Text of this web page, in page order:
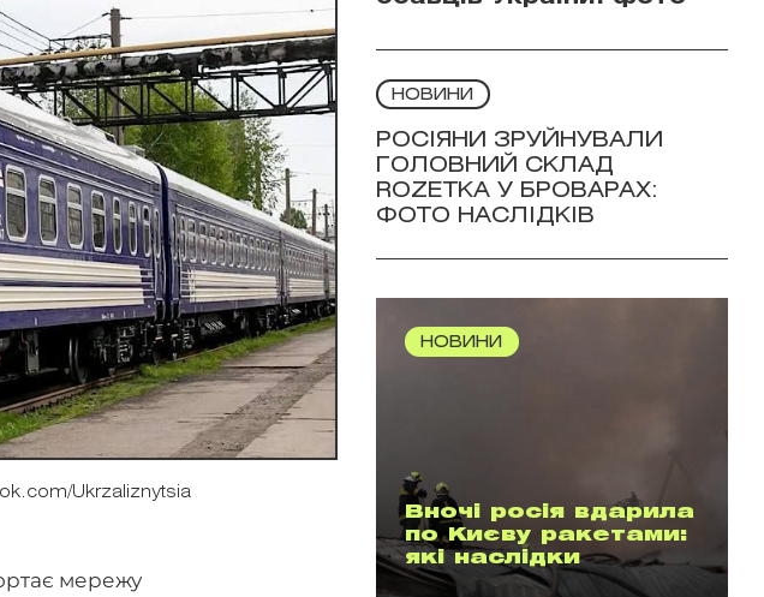
Ukrzaliznytsia
мережу
НОВИНИ
РОСІЯНИ ЗРУЙНУВАЛИ
ГОЛОВНИЙ СКЛАД
ROZETKA У БРОВАРАХ:
ФОТО НАСЛІДКІВ
НОВИНИ
Вночі росія вдарила
по Києву ракетами:
які наслідки